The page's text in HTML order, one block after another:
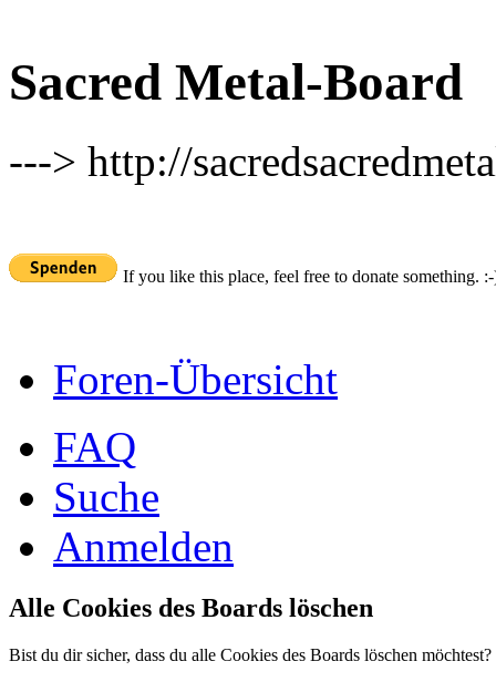
Sacred Metal-Board
---> http://
If you like this place, feel free to donate something.
Foren-Übersicht
FAQ
Suche
Anmelden
Alle Cookies des Boards löschen
Bist du dir sicher, dass du alle Cookies des Boards löschen möchtest?